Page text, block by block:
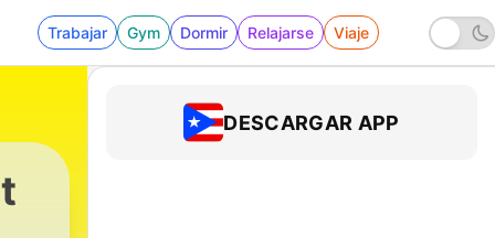
Trabajar Gym Dormir Relajarse Viaje
DESCARGAR APP